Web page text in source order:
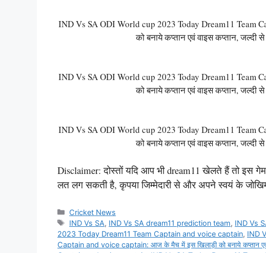
IND Vs SA ODI World cup 2023 Today Dream11 Team
को बनाये कप्तान एवं वाइस कप्तान, जल्दी
IND Vs SA ODI World cup 2023 Today Dream11 Team
को बनाये कप्तान एवं वाइस कप्तान, जल्दी
IND Vs SA ODI World cup 2023 Today Dream11 Team
को बनाये कप्तान एवं वाइस कप्तान, जल्दी
Disclaimer: दोस्तों यदि आप भी dream11 खेलते हैं तो इस
लत लग सकती है, कृपया जिम्मेदारी से और अपने स्वयं के
Categories
Cricket News
Tags
IND Vs SA, IND Vs SA dream11 prediction team, IND Vs
2023 Today Dream11 Team Captain and voice captain, IND
Captain and voice captain: आज के मैच में इस खिलाड़ी को बनाये कप्तान एवं